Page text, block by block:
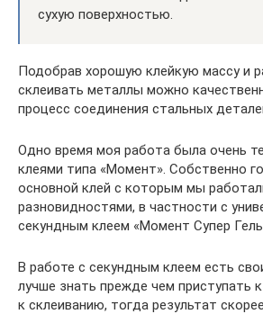
сухую поверхностью.
Подобрав хорошую клейкую массу и
склеивать металлы можно
процесс соединения стальных
Одно время моя работа была очень
клеями типа «Момент». Собственно
основной клей с которым мы
разновидностями, в частности с
секундным клеем «Момент Супер
В работе с секундным клеем есть
лучше знать прежде чем приступать
к склеиванию, тогда результат